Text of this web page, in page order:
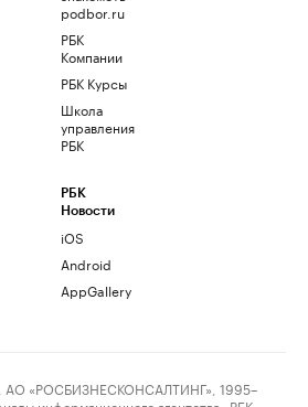
podbor.ru
РБК
Компании
РБК Курсы
Школа
управления
РБК
РБК
Новости
iOS
Android
AppGallery
«РОСБИЗНЕСКОНСАЛТИНГ», 1995–